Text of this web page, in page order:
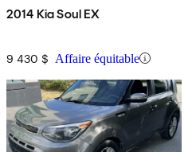
2014 Kia Soul EX
9 430 $ Affaire équitable